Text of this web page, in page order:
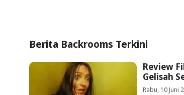
Berita Backrooms Terkini
Review
Gelisah
Rabu, 10 Juni